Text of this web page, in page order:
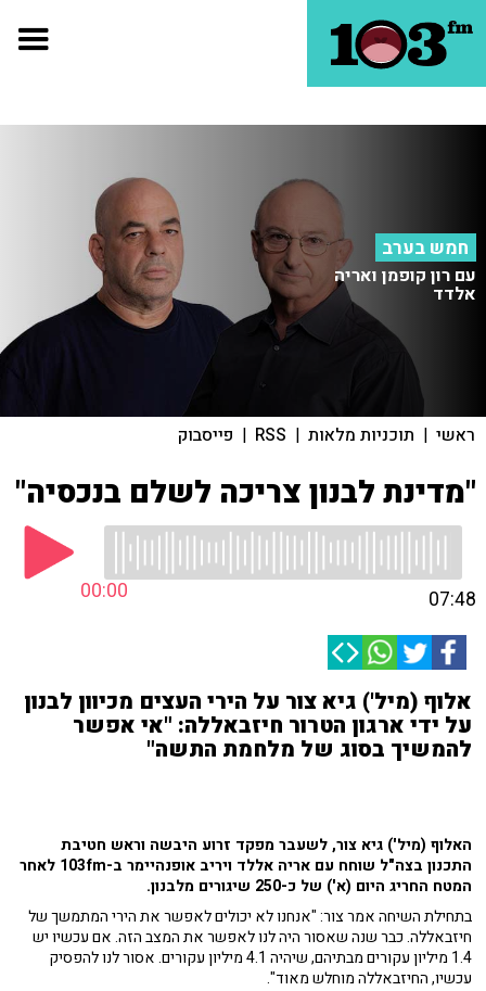
חמש בערב
עם רון קופמן ואריה
אלדד
ראשי | תוכניות מלאות |
RSS
| פייסבוק
"מדינת לבנון צריכה לשלם בנכסיה"
00:00 07:48
אלוף (מיל') גיא צור על הירי העצים מכיוון לבנון
על ידי ארגון הטרור חיזבאללה: "אי אפשר
להמשיך בסוג של מלחמת התשה"
האלוף (מיל') גיא צור, לשעבר מפקד זרוע היבשה וראש חטיבת
התכנון בצה"ל שוחח עם אריה אללד ויריב אופנהיימר ב-103fm לאחר
המטח החריג היום (א') של כ-250 שיגורים מלבנון.
בתחילת השיחה אמר צור: "אנחנו לא יכולים לאפשר את הירי המתמשך של
חיזבאללה. כבר שנה שאסור היה לנו לאפשר את המצב הזה. אם עכשיו יש
1.4 מיליון עקורים מבתיהם, שיהיה 4.1 מיליון עקורים. אסור לנו להפסיק
עכשיו, החיזבאללה מוחלש מאוד".